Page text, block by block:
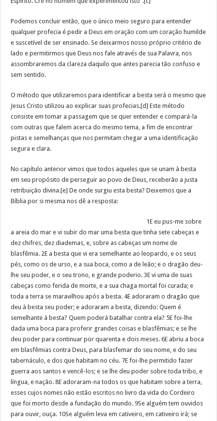
Podemos concluir então, que o único meio seguro para entender
qualquer profecia é pedir a Deus em oração com um coração humilde
e suscetível de ser ensinado. Se deixarmos nosso próprio critério de
lado e permitirmos que Deus nos fale através de sua Palavra, nos
assombraremos da clareza daquilo que antes parecia tão confuso e
sem sentido.
O método que utilizaremos para identificar a besta será o mesmo que
Jesus Cristo utilizou ao explicar suas profecias.[d] Este método
consiste em tomar a passagem que se quer entender e compará-la
com outras que falem acerca do mesmo tema, a fim de encontrar
pistas e semelhanças que nos permitam chegar a uma identificação
segura e clara.
No capítulo anterior vimos que todos aqueles que se unam à besta
em seu propósito de perseguir ao povo de Deus, receberão a justa
retribuição divina.[e] De onde surgiu esta besta? Deixemos que a
Bíblia por si mesma nos dê a resposta:
1E eu pus-me sobre
a areia do mar e vi subir do mar uma besta que tinha sete cabeças e
dez chifres, dez diademas, e, sobre as cabeças um nome de
blasfêmia. 2E a besta que vi era semelhante ao leopardo, e os seus
pés, como os de urso, e a sua boca, como a de leão; e o dragão deu-
lhe seu poder, e o seu trono, e grande poderio. 3E vi uma de suas
cabeças como ferida de morte, e a sua chaga mortal foi curada; e
toda a terra se maravilhou após a besta. 4E adoraram o dragão que
deu à besta seu poder; e adoraram a besta, dizendo: Quem é
semelhante à besta? Quem poderá batalhar contra ela? 5E foi-lhe
dada uma boca para proferir grandes coisas e blasfêmias; e se lhe
deu poder para continuar por quarenta e dois meses. 6E abriu a boca
em blasfêmias contra Deus, para blasfemar do seu nome, e do seu
tabernáculo, e dos que habitam no céu. 7E foi-lhe permitido fazer
guerra aos santos e vencê-los; e se lhe deu poder sobre toda tribo, e
língua, e nação. 8E adoraram-na todos os que habitam sobre a terra,
esses cujos nomes não estão escritos no livro da vida do Cordeiro
que foi morto desde a fundação do mundo. 9Se alguém tem ouvidos
para ouvir, ouça. 10Se alguém leva em cativeiro, em cativeiro irá; se